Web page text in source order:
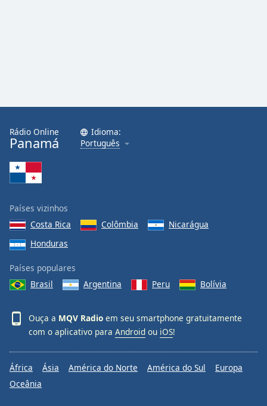
Font
Family
Close
Modal
Dialog
End
dialog
window.
Rádio Online
Panamá
Idioma:
Português
Países vizinhos
Costa Rica
Colômbia
Nicarágua
Honduras
Países populares
Brasil
Argentina Peru Bolívia
Ouça a MQV Radio em seu smartphone gratuitamente
com o aplicativo para Android ou iOS!
África Ásia América do Norte América do Sul
Europa
Oceânia